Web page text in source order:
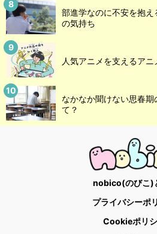
部進学なのに不安を抱
の気持ち
人気アニメを支えるア
なかなか聞けない思春
て？
nobico(のびこ)
プライバシーポ
Cookieポリ